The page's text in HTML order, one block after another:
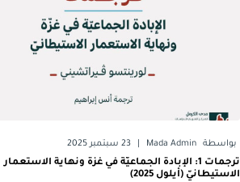
بواسطة Mada Admin 23 سبتمبر 2025
ترجمات 1: الإبادة الجماعيّة في غزّة ونهاية الاستعمار
الاستيطانيّ (أيلول 2025)